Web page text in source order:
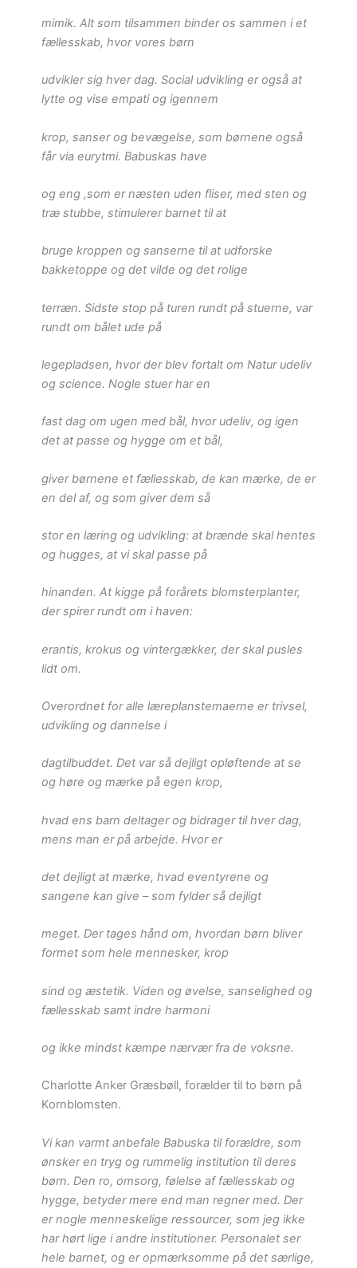
mimik. Alt som tilsammen binder os sammen i et
fællesskab, hvor vores børn
udvikler sig hver dag. Social udvikling er også at
lytte og vise empati og igennem
krop, sanser og bevægelse, som børnene også
får via eurytmi. Babuskas have
og eng ,som er næsten uden fliser, med sten og
træ stubbe, stimulerer barnet til at
bruge kroppen og sanserne til at udforske
bakketoppe og det vilde og det rolige
terræn. Sidste stop på turen rundt på stuerne, var
rundt om bålet ude på
legepladsen, hvor der blev fortalt om Natur udeliv
og science. Nogle stuer har en
fast dag om ugen med bål, hvor udeliv, og igen
det at passe og hygge om et bål,
giver børnene et fællesskab, de kan mærke, de er
en del af, og som giver dem så
stor en læring og udvikling: at brænde skal hentes
og hugges, at vi skal passe på
hinanden. At kigge på forårets blomsterplanter,
der spirer rundt om i haven:
erantis, krokus og vintergækker, der skal pusles
lidt om.
Overordnet for alle læreplanstemaerne er trivsel,
udvikling og dannelse i
dagtilbuddet. Det var så dejligt opløftende at se
og høre og mærke på egen krop,
hvad ens barn deltager og bidrager til hver dag,
mens man er på arbejde. Hvor er
det dejligt at mærke, hvad eventyrene og
sangene kan give – som fylder så dejligt
meget. Der tages hånd om, hvordan børn bliver
formet som hele mennesker, krop
sind og æstetik. Viden og øvelse, sanselighed og
fællesskab samt indre harmoni
og ikke mindst kæmpe nærvær fra de voksne.
Charlotte Anker Græsbøll, forælder til to børn på
Kornblomsten.
Vi kan varmt anbefale Babuska til forældre, som
ønsker en tryg og rummelig institution til deres
børn. Den ro, omsorg, følelse af fællesskab og
hygge, betyder mere end man regner med. Der
er nogle menneskelige ressourcer, som jeg ikke
har hørt lige i andre institutioner. Personalet ser
hele barnet, og er opmærksomme på det særlige,